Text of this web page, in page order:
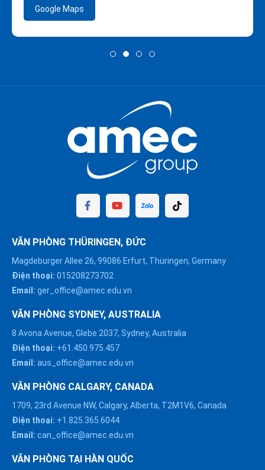
Google Maps
VĂN PHÒNG THÜRINGEN, ĐỨC
Magdeburger Allee 26, 99086 Erfurt, Thüringen, Germany
Điện thoại: 015208273702
Email: ger_office@amec.edu.vn
VĂN PHÒNG SYDNEY, AUSTRALIA
8 Avona Avenue, Glebe 2037, Sydney, Australia
Điện thoại: +61.450.975.457
Email: aus_office@amec.edu.vn
VĂN PHÒNG CALGARY, CANADA
1709, 23rd Avenue NW, Calgary, Alberta, T2M1V6, Canada
Điện thoại: +1.825.365.6044
Email: can_office@amec.edu.vn
VĂN PHÒNG TẠI HÀN QUỐC